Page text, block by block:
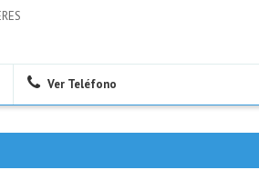
Ver Teléfono